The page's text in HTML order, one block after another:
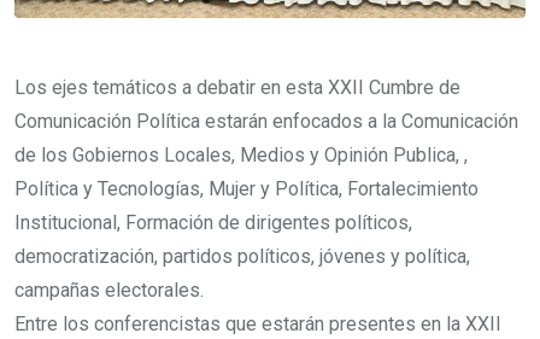
Los ejes temáticos a debatir en esta XXII Cumbre de
Comunicación Política estarán enfocados a la Comunicación
de los Gobiernos Locales, Medios y Opinión Publica, ,
Política y Tecnologías, Mujer y Política, Fortalecimiento
Institucional, Formación de dirigentes políticos,
democratización, partidos políticos, jóvenes y política,
campañas electorales.
Entre los conferencistas que estarán presentes en la XXII